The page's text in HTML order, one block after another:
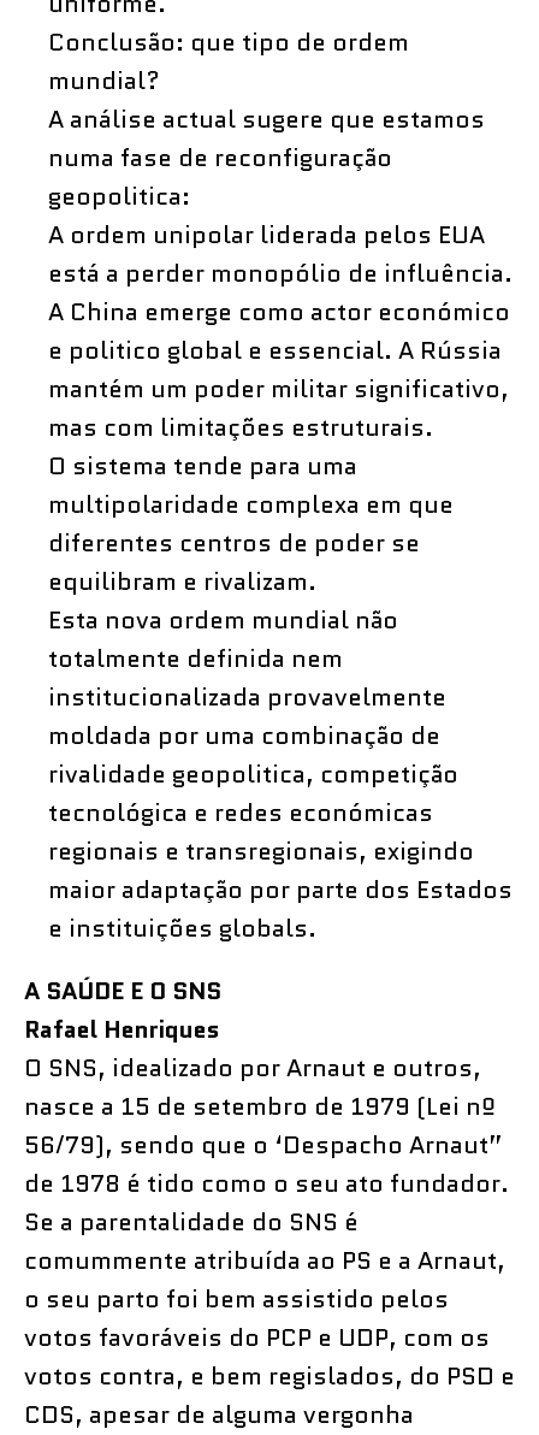
Conclusão: que tipo de ordem
mundial?
A análise actual sugere que estamos
numa fase de reconfiguração
geopolitica:
A ordem unipolar liderada pelos EUA
está a perder monopólio de influência.
A China emerge como actor económico
e politico global e essencial. A Rússia
mantém um poder militar significativo,
mas com limitações estruturais.
O sistema tende para uma
multipolaridade complexa em que
diferentes centros de poder se
equilibram e rivalizam.
Esta nova ordem mundial não
totalmente definida nem
institucionalizada provavelmente
moldada por uma combinação de
rivalidade geopolitica, competição
tecnológica e redes económicas
regionais e transregionais, exigindo
maior adaptação por parte dos Estados
e instituições globals.
A SAÚDE E O SNS
Rafael Henriques
O SNS, idealizado por Arnaut e outros,
nasce a 15 de setembro de 1979 (Lei nº
56/79), sendo que o ‘Despacho Arnaut”
de 1978 é tido como o seu ato fundador.
Se a parentalidade do SNS é
comummente atribuída ao PS e a Arnaut,
o seu parto foi bem assistido pelos
votos favoráveis do PCP e UDP, com os
votos contra, e bem regislados, do PSD e
CDS, apesar de alguma vergonha